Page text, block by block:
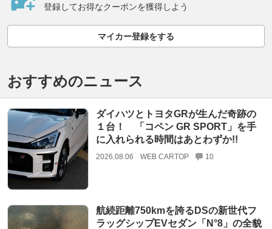
登録してお得なクーポンを獲得しよう
マイカー登録をする
おすすめのニュース
ダイハツとトヨタGRが生んだ奇跡の
１台！ 「コペン GR SPORT」を手
に入れられる時間はあとわずか!!
2026.08.06 WEB CARTOP 10
航続距離750kmを誇るDSの新世代フ
ラッグシップEVセダン「N°8」の全貌